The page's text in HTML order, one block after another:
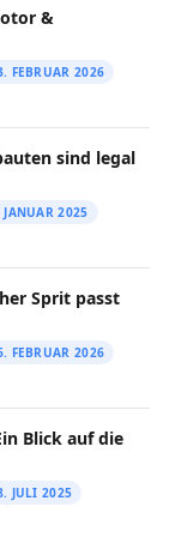
&
FEBRUAR 2026
sind legal
JANUAR 2025
Sprit passt
FEBRUAR 2026
Blick auf die
JULI 2025